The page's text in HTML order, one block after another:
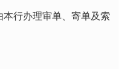
行办理审单、寄单及索